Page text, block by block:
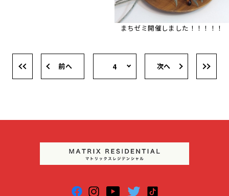
まちゼミ開催しました！！！！！
前へ 4 次へ